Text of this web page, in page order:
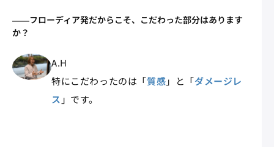
――フローディア発だからこそ、こだわった部分はあります
か？
A.H
特にこだわったのは「質感」と「ダメージレ
ス 」です。